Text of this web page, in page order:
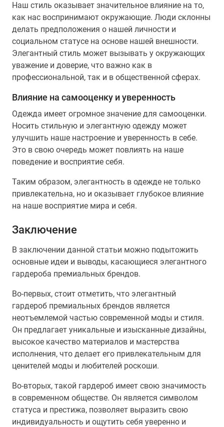
Наш стиль оказывает значительное влияние на то,
как нас воспринимают окружающие. Люди склонны
делать предположения о нашей личности и
социальном статусе на основе нашей внешности.
Элегантный стиль может вызывать у окружающих
уважение и доверие, что важно как в
профессиональной, так и в общественной сферах.
Влияние на самооценку и уверенность
Одежда имеет огромное значение для самооценки.
Носить стильную и элегантную одежду может
улучшить наше настроение и уверенность в себе.
Это в свою очередь может повлиять на наше
поведение и восприятие себя.
Таким образом, элегантность в одежде не только
привлекательна, но и оказывает глубокое влияние
на наше восприятие мира и себя.
Заключение
В заключении данной статьи можно подытожить
основные идеи и выводы, касающиеся элегантного
гардероба премиальных брендов.
Во-первых, стоит отметить, что элегантный
гардероб премиальных брендов является
неотъемлемой частью современной моды и стиля.
Он предлагает уникальные и изысканные дизайны,
высокое качество материалов и мастерства
исполнения, что делает его привлекательным для
ценителей моды и любителей роскоши.
Во-вторых, такой гардероб имеет свою значимость
в современном обществе. Он является символом
статуса и престижа, позволяет выразить свою
индивидуальность и ощутить себя уверенно и